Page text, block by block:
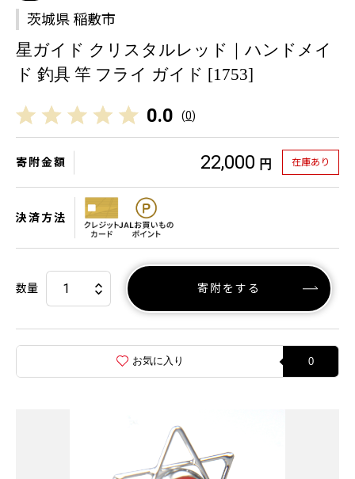
茨城県 稲敷市
星ガイド クリスタルレッド｜ハンドメイ
ド 釣具 竿 フライ ガイド [1753]
0.0 (0)
寄附金額 22,000 円 在庫あり
決済方法
数量 寄附をする
お気に入り 0